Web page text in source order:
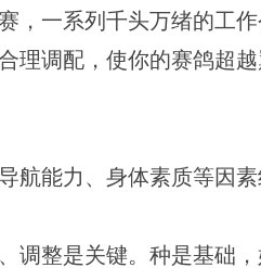
，一系列千头万绪的工
理调配，使你的赛鸽超
航能力、身体素质等因
调整是关键。种是基础